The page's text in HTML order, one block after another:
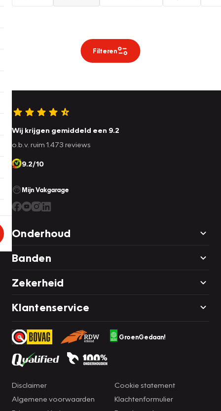
Filteren
Wij krijgen gemiddeld een 9.2
o.b.v. ruim 1.473 reviews
9.2/10
Mijn Vakgarage
Onderhoud
Banden
Zekerheid
Klantenservice
GroenGedaan!
Disclaimer
Algemene voorwaarden
Cookie statement
Klachtenformulier